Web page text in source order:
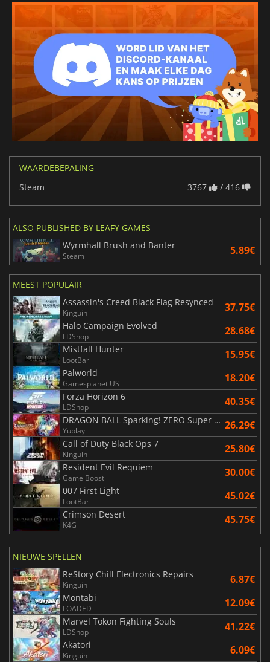
WAARDEBEPALING
Steam
3767 / 416
ALSO PUBLISHED BY LEAFY GAMES
Wyrmhall Brush and Banter
Steam 5.89€
MEEST POPULAIR
Assassin's Creed Black Flag Resynced
Kinguin 37.75€
Halo Campaign Evolved
LDShop 28.68€
Mistfall Hunter
LootBar 15.95€
Palworld
Gamesplanet US 18.20€
Forza Horizon 6
LDShop 40.35€
DRAGON BALL Sparking! ZERO Super Limit Breaking NEO
Yuplay 26.29€
Call of Duty Black Ops 7
Kinguin 25.80€
Resident Evil Requiem
Game Boost 30.00€
007 First Light
LootBar 45.02€
Crimson Desert
K4G 45.75€
NIEUWE SPELLEN
ReStory Chill Electronics Repairs
Kinguin 6.87€
Montabi
LOADED 12.09€
Marvel Tokon Fighting Souls
LDShop 41.22€
Akatori
Kinguin 6.09€